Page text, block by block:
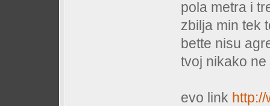
pola metra i
zbilja min tek
bette nisu
tvoj nikako ne
evo link